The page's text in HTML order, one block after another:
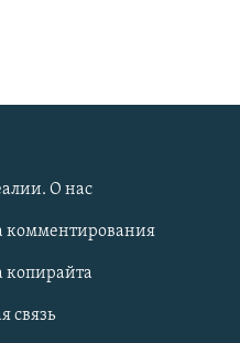
О нас
комментирования
копирайта
связь